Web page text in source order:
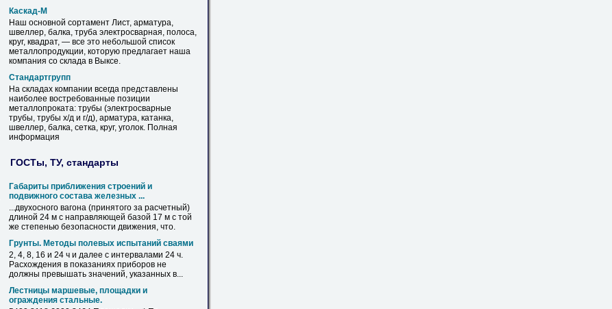
Каскад-М
Наш основной сортамент Лист, арматура,
швеллер, балка, труба электросварная, полоса,
круг, квадрат, — все это небольшой список
металлопродукции, которую предлагает наша
компания со склада в Выксе.
Стандартгрупп
На складах компании всегда представлены
наиболее востребованные позиции
металлопроката: трубы (электросварные
трубы, трубы х/д и г/д), арматура, катанка,
швеллер, балка, сетка, круг, уголок. Полная
информация
ГОСТы, ТУ, стандарты
Габариты приближения строений и
подвижного состава железных ...
...двухосного вагона (принятого за расчетный)
длиной 24 м с направляющей базой 17 м с той
же степенью безопасности движения, что.
Грунты. Методы полевых испытаний сваями
2, 4, 8, 16 и 24 ч и далее с интервалами 24 ч.
Расхождения в показаниях приборов не
должны превышать значений, указанных в...
Лестницы маршевые, площадки и
ограждения стальные.